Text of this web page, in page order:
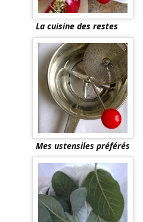
La cuisine des restes
Mes ustensiles préférés